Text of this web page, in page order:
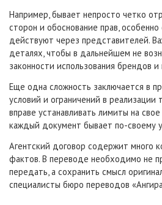
Например, бывает непросто четко
сторон и обоснование прав,
действуют через представителей.
деталях, чтобы в дальнейшем не
законности использования брендов и
Еще одна сложность заключается в
условий и ограничений в реализации
вправе устанавливать лимиты на
каждый документ бывает по-своему
Агентский договор содержит много
фактов. В переводе необходимо не
передать, а сохранить смысл
специалисты бюро переводов